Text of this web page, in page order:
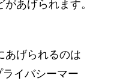
あげられます。
あげられるのは
ライバシーマー